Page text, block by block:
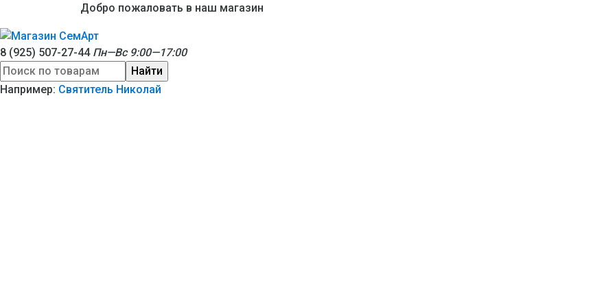
Добро пожаловать в наш магазин
8 (925) 507-27-44 Пн—Вс 9:00—17:00
Найти
Например: Святитель Николай